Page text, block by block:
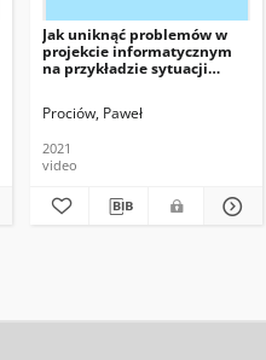
Jak uniknąć problemów w
projekcie informatycznym
na przykładzie sytuacji
Prociów, Paweł
2021
video